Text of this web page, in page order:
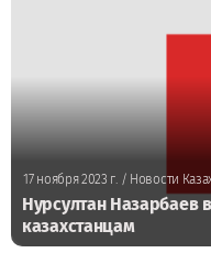
17 ноября 2023 г./ Новости
Нурсултан Назарбаев
казахстанцам